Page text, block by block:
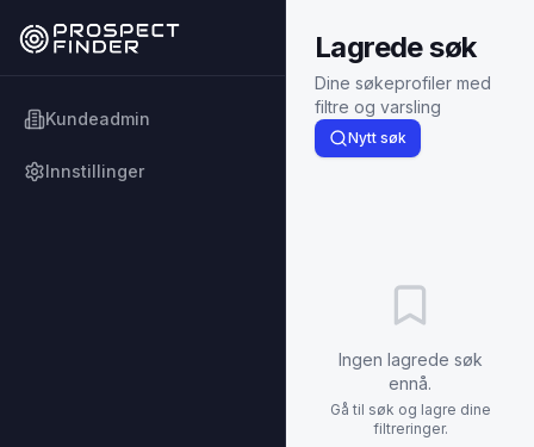
Kundeadmin
Innstillinger
Lagrede søk
Dine søkeprofiler med
filtre og varsling
Nytt søk
Ingen lagrede søk
ennå.
Gå til søk og lagre dine
filtreringer.